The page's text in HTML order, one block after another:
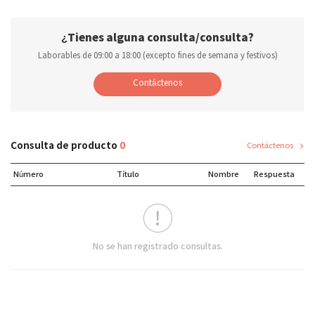
[ Lucifer ]
¿Tienes alguna consulta/consulta?
Laborables de 09:00 a 18:00 (excepto fines de semana y festivos)
Contáctenos
Consulta de producto 0 Contáctenos
Número Título Nombre Respuesta
No se han registrado consultas.